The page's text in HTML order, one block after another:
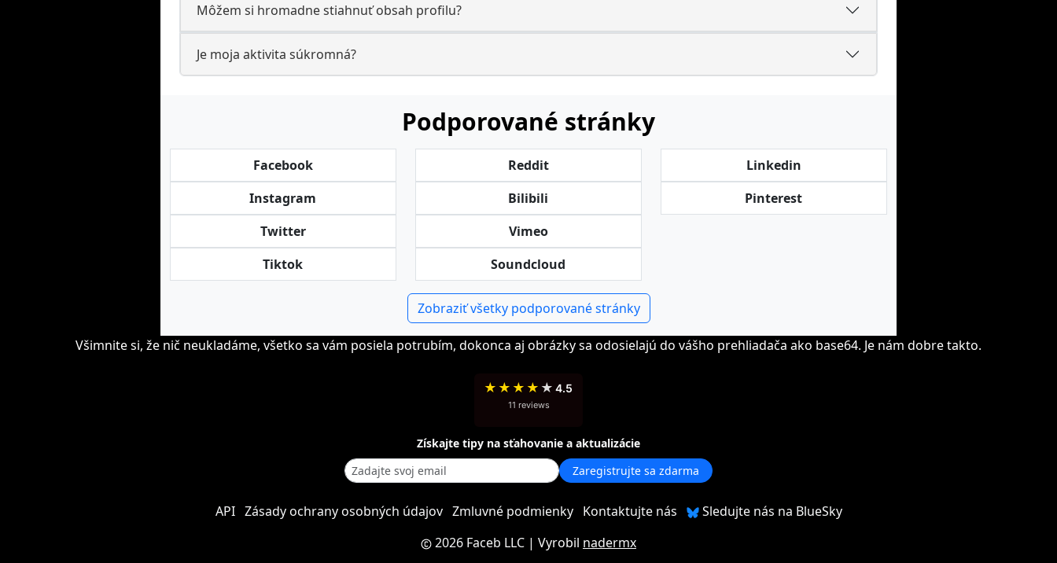
Môžem si hromadne stiahnuť obsah profilu?
Je moja aktivita súkromná?
Podporované stránky
Facebook
Instagram
Twitter
Tiktok
Reddit
Bilibili
Vimeo
Soundcloud
Linkedin
Pinterest
Zobraziť všetky podporované stránky
Všimnite si, že nič neukladáme, všetko sa vám posiela potrubím, dokonca aj obrázky sa odosielajú do vášho prehliadača ako base64. Je nám dobre takto.
★ ★ ★ ★ ★ 4.5
11 reviews
Získajte tipy na sťahovanie a aktualizácie
Zaregistrujte sa zdarma
API Zásady ochrany osobných údajov Zmluvné podmienky Kontaktujte nás
Sledujte nás na BlueSky
2026 Faceb LLC | Vyrobil nadermx